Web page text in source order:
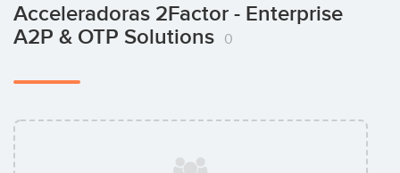
Acceleradoras 2Factor - Enterprise
A2P & OTP Solutions
0